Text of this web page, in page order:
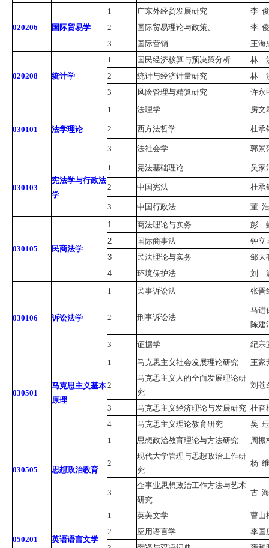
020206 国际贸易学
1 广东外经贸发展研究 李
2
国际贸易理论与政策、 李
3
国际营销 王海
020208 统计学
1 国民经济核算与预决策分析
林
2
统计与经济计量研究
林
3
风险管理与精算研究 许永
030101 法学理论
1 法理学 房文
2 西方法哲学 杜承
3 法社会学 郭景
030103
宪法学与行政法
学
1 宪法基础理论 吴家
2 中国宪法 杜承
3 中国行政法 董
030105 民商法学
1 商法理论与实务
彭
2
国际商事法
钟立
3
民法理论与实务
邹
4
环境保护法 刘
030106 诉讼法学
1 民事诉讼法 张晋
2 刑事诉讼法
马进
陈建
3 证据学 纪宗
030501
马克思主义基本
原理
1 马克思主义社会发展理论研究 王家
2
马克思主义人的全面发展理论研
究
刘苍
3 马克思主义经济理论与发展研究 杜奋
4
马克思主义理论教育研究 吴
030505 思想政治教育
1 思想政治教育理论与方法研究 周振
2
现代大学管理与思想政治工作研
究
杨
3
企事业思想政治工作方法与艺术
研究
古
050201 英语语言文学
1 英美文学
曹山
2
应用语言学
李国